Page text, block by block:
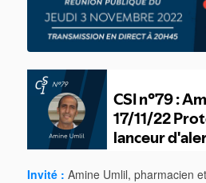
Invité : Amine Umlil, pharmacien